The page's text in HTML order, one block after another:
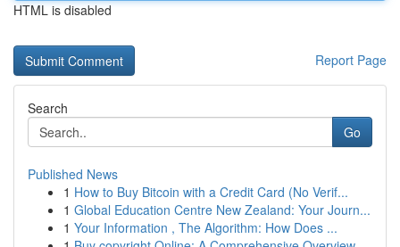
HTML is disabled
Report Page
Search
Go
Published News
1 How to Buy Bitcoin with a Credit Card (No Verif...
1 Global Education Centre New Zealand: Your Journ...
1 Your Information , The Algorithm: How Does ...